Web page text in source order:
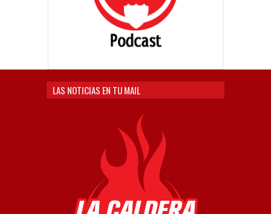
LAS NOTICIAS EN TU MAIL